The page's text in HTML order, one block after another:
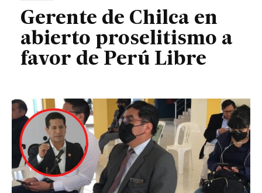
Gerente de Chilca en
abierto proselitismo a
favor de Perú Libre